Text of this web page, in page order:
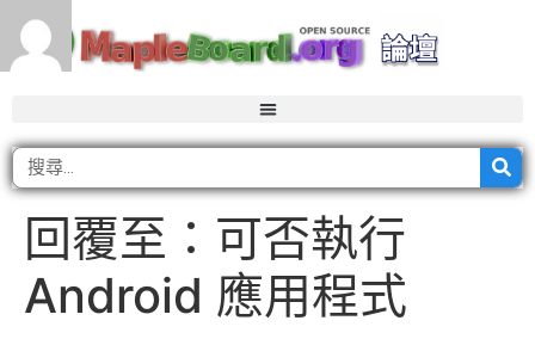
回覆至：可否執行
Android 應用程式